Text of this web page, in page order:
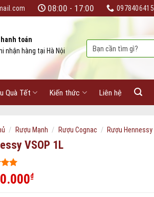
08:00 - 17:00 0978406415
toán
nhận hàng tại Hà Nội
Tìm
kiếm:
Quà Tết Kiến thức Liên hệ
/ Rượu Mạnh / Rượu Cognac / Rượu Hennessy
VSOP 1L
₫